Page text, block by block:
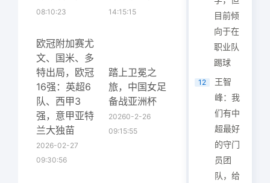
08:10:23
14:15:15
欧冠附加赛尤
文、国米、多
特出局，欧冠
16强：英超6
队、西甲3
强，意甲亚特
兰大独苗
2026-02-27
09:30:56
踏上卫冕之
旅，中国女足
备战亚洲杯
20260-2-26
09:15:55
目前倾
向于在
职业队
踢球
12
王智
峰：我
们有中
超最好
的守门
员团
队，给